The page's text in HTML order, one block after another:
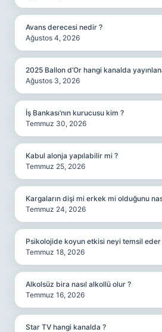
Avans derecesi nedir ?
Ağustos 4, 2026
2025 Ballon d’Or hangi kanalda
Ağustos 3, 2026
İş Bankası’nın kurucusu kim ?
Temmuz 30, 2026
Kabul alonja yapılabilir mi ?
Temmuz 25, 2026
Kargaların dişi mi erkek mi olduğunu
Temmuz 24, 2026
Psikolojide koyun etkisi neyi temsil eder
Temmuz 18, 2026
Alkolsüz bira nasıl alkollü olur ?
Temmuz 16, 2026
Star TV hangi kanalda ?